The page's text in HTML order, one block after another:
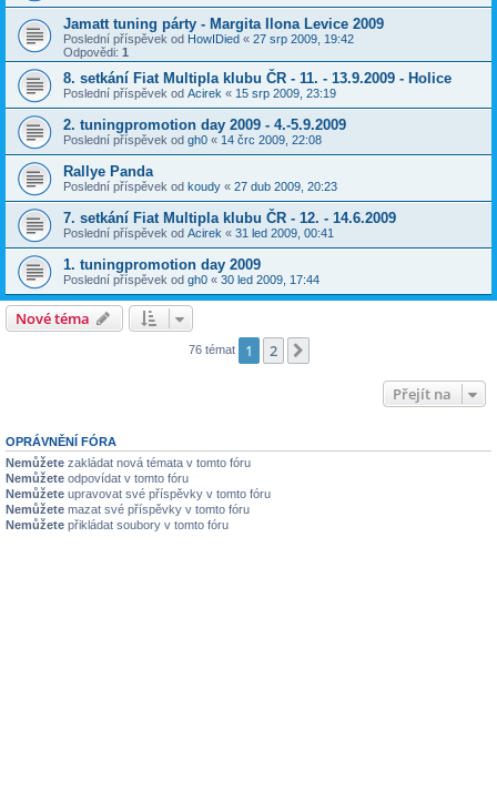
Jamatt tuning párty - Margita Ilona Levice 2009
Poslední příspěvek od HowIDied « 27 srp 2009, 19:42
Odpovědi: 1
8. setkání Fiat Multipla klubu ČR - 11. - 13.9.2009 - Holice
Poslední příspěvek od Acirek « 15 srp 2009, 23:19
2. tuningpromotion day 2009 - 4.-5.9.2009
Poslední příspěvek od gh0 « 14 črc 2009, 22:08
Rallye Panda
Poslední příspěvek od koudy « 27 dub 2009, 20:23
7. setkání Fiat Multipla klubu ČR - 12. - 14.6.2009
Poslední příspěvek od Acirek « 31 led 2009, 00:41
1. tuningpromotion day 2009
Poslední příspěvek od gh0 « 30 led 2009, 17:44
Nové téma
76 témat 1 2
Přejít na
OPRÁVNĚNÍ FÓRA
Nemůžete zakládat nová témata v tomto fóru
Nemůžete odpovídat v tomto fóru
Nemůžete upravovat své příspěvky v tomto fóru
Nemůžete mazat své příspěvky v tomto fóru
Nemůžete přikládat soubory v tomto fóru